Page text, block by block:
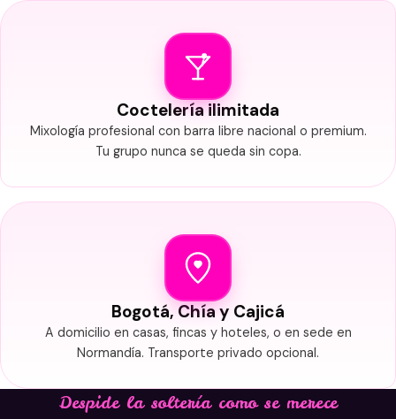
Coctelería ilimitada
Mixología profesional con barra libre nacional o premium.
Tu grupo nunca se queda sin copa.
Bogotá, Chía y Cajicá
A domicilio en casas, fincas y hoteles, o en sede en
Normandía. Transporte privado opcional.
Despide la soltería como se merece